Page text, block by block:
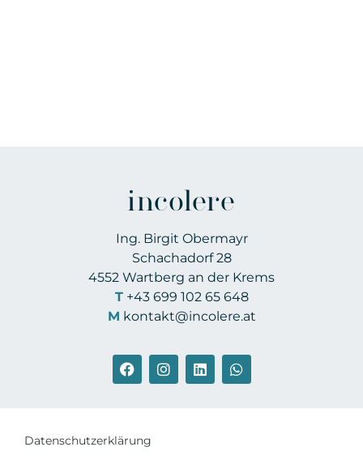
incolere
Ing. Birgit Obermayr
Schachadorf 28
4552 Wartberg an der Krems
T +43 699 102 65 648
M kontakt@incolere.at
Datenschutzerklärung